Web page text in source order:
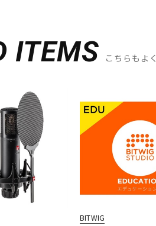
ITEMS こちらもよ
BITWIG